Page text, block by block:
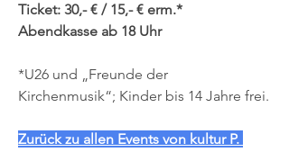
Ticket: 30,- € / 15,- € erm.*
Abendkasse ab 18 Uhr
*U26 und „Freunde der
Kirchenmusik“; Kinder bis 14 Jahre frei.
Zurück zu allen Events von kultur P.